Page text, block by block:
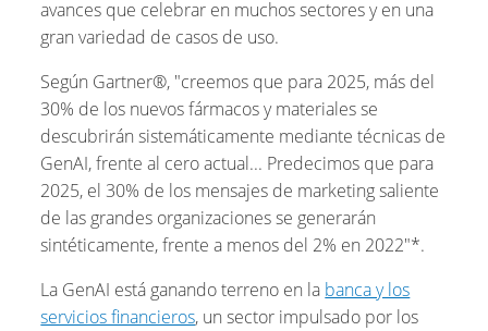
avances que celebrar en muchos sectores y en una
gran variedad de casos de uso.
Según Gartner®, "creemos que para 2025, más del
30% de los nuevos fármacos y materiales se
descubrirán sistemáticamente mediante técnicas de
GenAI, frente al cero actual... Predecimos que para
2025, el 30% de los mensajes de marketing saliente
de las grandes organizaciones se generarán
sintéticamente, frente a menos del 2% en 2022"*.
La GenAI está ganando terreno en la banca y los
servicios financieros, un sector impulsado por los